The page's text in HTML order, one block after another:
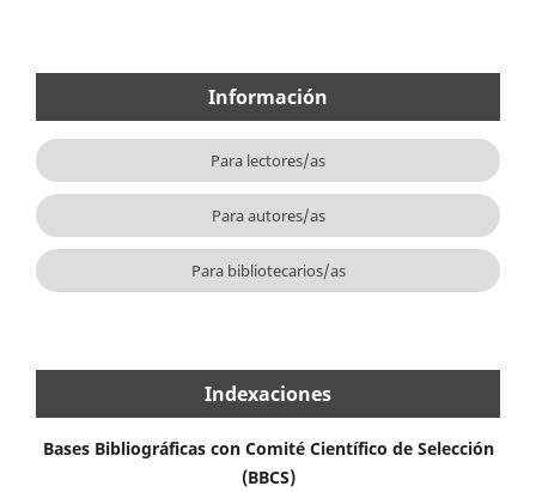
Información
Para lectores/as
Para autores/as
Para bibliotecarios/as
Indexaciones
Bases Bibliográficas con Comité Científico de Selección
(BBCS)